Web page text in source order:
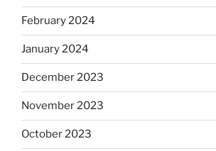
February 2024
January 2024
December 2023
November 2023
October 2023